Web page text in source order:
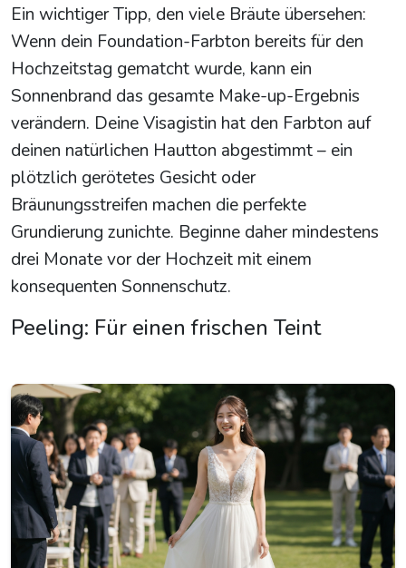
Ein wichtiger Tipp, den viele Bräute übersehen:
Wenn dein Foundation-Farbton bereits für den
Hochzeitstag gematcht wurde, kann ein
Sonnenbrand das gesamte Make-up-Ergebnis
verändern. Deine Visagistin hat den Farbton auf
deinen natürlichen Hautton abgestimmt – ein
plötzlich gerötetes Gesicht oder
Bräunungsstreifen machen die perfekte
Grundierung zunichte. Beginne daher mindestens
drei Monate vor der Hochzeit mit einem
konsequenten Sonnenschutz.
Peeling: Für einen frischen Teint